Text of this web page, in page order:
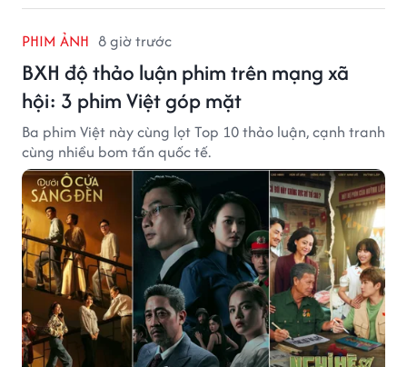
PHIM ẢNH 8 giờ trước
BXH độ thảo luận phim trên mạng xã
hội: 3 phim Việt góp mặt
Ba phim Việt này cùng lọt Top 10 thảo luận, cạnh tranh
cùng nhiều bom tấn quốc tế.